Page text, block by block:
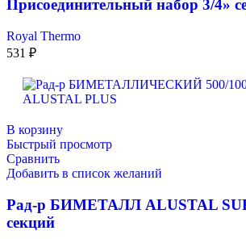
Присоединительный набор 3/4»
Royal Thermo
531 ₽
В корзину
Быстрый просмотр
Сравнить
Добавить в список желаний
Рад-р БИМЕТАЛЛ ALUSTAL
секций